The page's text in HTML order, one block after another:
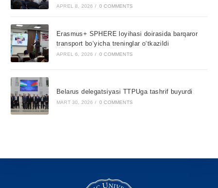
APREL 8, 2026 / 0 COMMENTS
Erasmus+ SPHERE loyihasi doirasida barqaror
transport bo‘yicha treninglar o‘tkazildi
APREL 6, 2026 / 0 COMMENTS
Belarus delegatsiyasi TTPUga tashrif buyurdi
MART 30, 2026 / 0 COMMENTS